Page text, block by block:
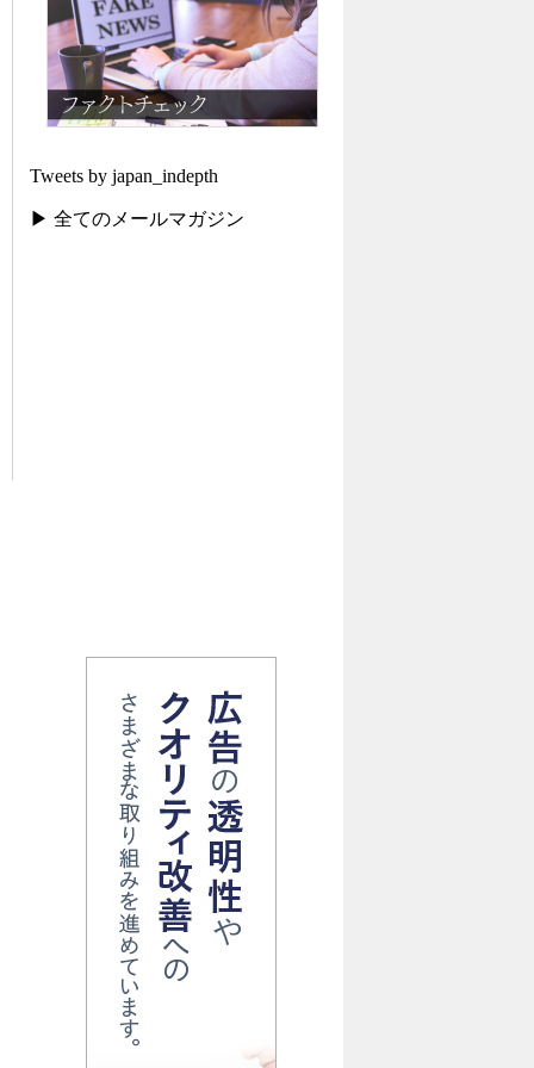
Tweets by japan_indepth
▶ 全てのメールマガジン